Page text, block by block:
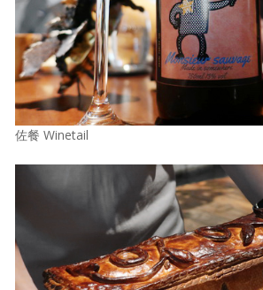
佐餐 Winetail